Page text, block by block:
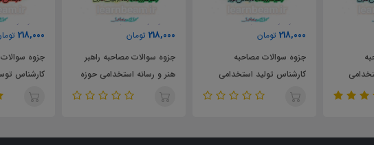
جزوه سوالات مصاحبه
کارشناس تولید استخدامی
حوزه هنری انقلاب اسلامی
جزوه سوالات مصاحبه راهبر
هنر و رسانه استخدامی حوزه
هنری انقلاب اسلامی
جزوه سوالات مصاحبه
کارشناس توسعه روابط فرهنگی
استخدامی سازمان فرهنگ و